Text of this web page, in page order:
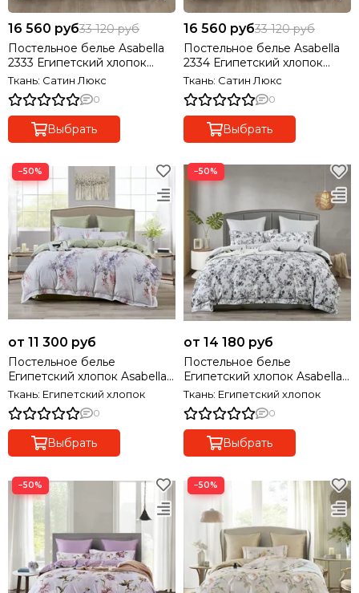
16 560 руб33 120 руб
Постельное белье Asabella
2333 Египетский хлопок
PREMIUM
Ткань: Сатин Люкс
0
Выбрать
16 560 руб33 120 руб
Постельное белье Asabella
2334 Египетский хлопок
PREMIUM
Ткань: Сатин Люкс
0
Выбрать
−50%
от 11 300 руб
Постельное белье
Египетский хлопок Asabella
2369 Premium
Ткань: Египетский хлопок
0
Выбрать
−50%
от 14 180 руб
Постельное белье
Египетский хлопок Asabella
2368 Premium
Ткань: Египетский хлопок
0
Выбрать
−50% −50%